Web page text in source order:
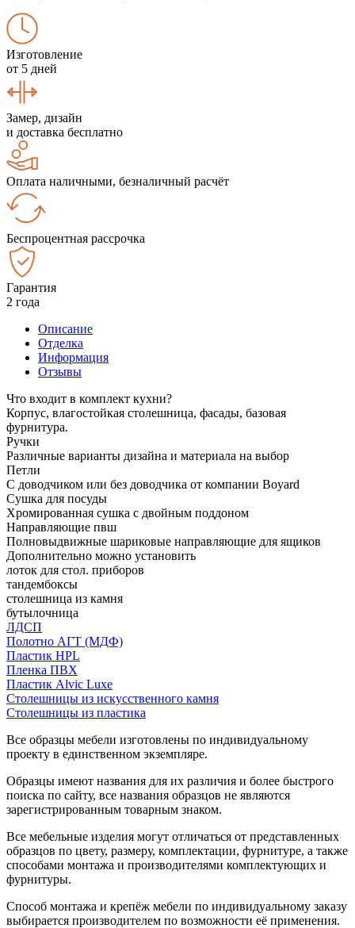
Изготовление
от 5 дней
Замер, дизайн
и доставка бесплатно
Оплата наличными, безналичный расчёт
Беспроцентная рассрочка
Гарантия
2 года
Описание
Отделка
Информация
Отзывы
Что входит в комплект кухни?
Корпус, влагостойкая столешница, фасады, базовая
фурнитура.
Ручки
Различные варианты дизайна и материала на выбор
Петли
С доводчиком или без доводчика от компании Boyard
Сушка для посуды
Хромированная сушка с двойным поддоном
Направляющие пвш
Полновыдвижные шариковые направляющие для ящиков
Дополнительно можно установить
лоток для стол. приборов
тандембоксы
столешница из камня
бутылочница
ЛДСП
Полотно АГТ (МДФ)
Пластик HPL
Пленка ПВХ
Пластик Alvic Luxe
Столешницы из искусственного камня
Столешницы из пластика
Все образцы мебели изготовлены по индивидуальному
проекту в единственном экземпляре.
Образцы имеют названия для их различия и более быстрого
поиска по сайту, все названия образцов не являются
зарегистрированным товарным знаком.
Все мебельные изделия могут отличаться от представленных
образцов по цвету, размеру, комплектации, фурнитуре, а также
способами монтажа и производителями комплектующих и
фурнитуры.
Способ монтажа и крепёж мебели по индивидуальному заказу
выбирается производителем по возможности её применения.